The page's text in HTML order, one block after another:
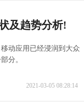
及趋势分析!
动应用已经浸润到大众
分。
2021-03-05 08:28:14